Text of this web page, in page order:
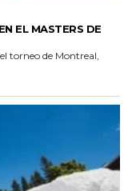
EL MASTERS DE
torneo de Montreal,